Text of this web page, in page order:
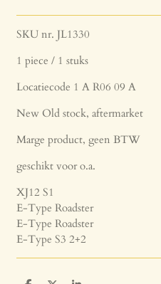
SKU nr. JL1330
1 piece / 1 stuks
Locatiecode 1 A R06 09 A
New Old stock, aftermarket
Marge product, geen BTW
geschikt voor o.a.
XJ12 S1
E-Type Roadster
E-Type Roadster
E-Type S3 2+2